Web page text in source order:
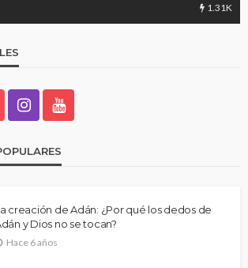
1.31K
creación de Adán: ¿Por qué los dedos de
y Dios no se tocan?
Hace 6 años